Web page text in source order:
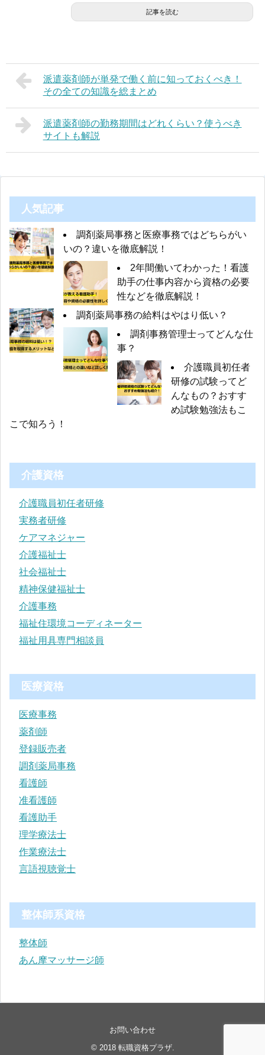
記事を読む
派遣薬剤師が単発で働く前に知っておくべき！
その全ての知識を総まとめ
派遣薬剤師の勤務期間はどれくらい？使うべき
サイトも解説
人気記事
調剤薬局事務と医療事務ではどちらがい
いの？違いを徹底解説！
2年間働いてわかった！看護
助手の仕事内容から資格の必要
性などを徹底解説！
調剤薬局事務の給料はやはり低い？
調剤事務管理士ってどんな仕
事？
介護職員初任者
研修の試験ってど
んなもの？おすす
め試験勉強法もこ
こで知ろう！
介護資格
介護職員初任者研修
実務者研修
ケアマネジャー
介護福祉士
社会福祉士
精神保健福祉士
介護事務
福祉住環境コーディネーター
福祉用具専門相談員
医療資格
医療事務
薬剤師
登録販売者
調剤薬局事務
看護師
准看護師
看護助手
理学療法士
作業療法士
言語視聴覚士
整体師系資格
整体師
あん摩マッサージ師
お問い合わせ
© 2018 転職資格プラザ.